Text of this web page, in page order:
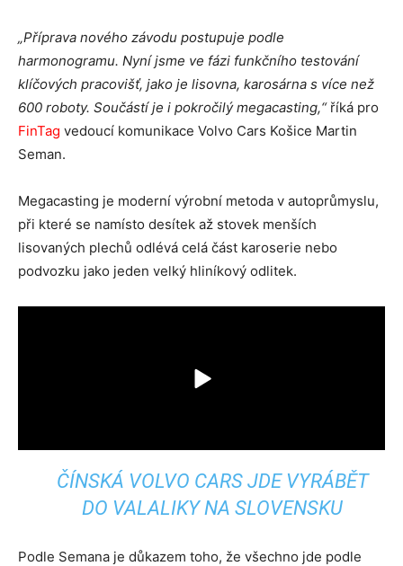
„Příprava nového závodu postupuje podle
harmonogramu. Nyní jsme ve fázi funkčního testování
klíčových pracovišť, jako je lisovna, karosárna s více než
600 roboty. Součástí je i pokročilý megacasting,“říká pro
FinTag vedoucí komunikace Volvo Cars Košice Martin
Seman.
Megacasting je moderní výrobní metoda v autoprůmyslu,
při které se namísto desítek až stovek menších
lisovaných plechů odlévá celá část karoserie nebo
podvozku jako jeden velký hliníkový odlitek.
ČÍNSKÁ VOLVO CARS JDE VYRÁBĚT
DO VALALIKY NA SLOVENSKU
Podle Semana je důkazem toho, že všechno jde podle